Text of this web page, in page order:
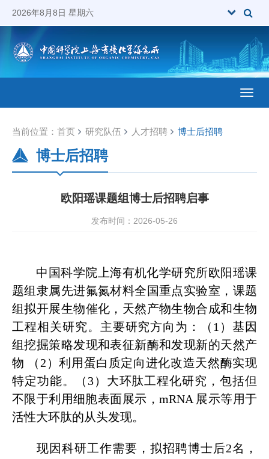
2026年8月8日 星期六
当前位置： 首页 研究队伍 人才招聘 博士后招聘
博士后招聘
欧阳瑶课题组博士后招聘启事
发布时间：2026-05-26
中国科学院上海有机化学研究所欧阳瑶课
题组隶属先进氟氮材料全国重点实验室，课题
组拟开展生物催化，天然产物生物合成和生物
工程相关研究。主要研究方向为：（1）基因
组挖掘策略发现和表征新酶和发现新的天然产
物 （2）利用蛋白质定向进化改造天然酶实现
特定功能。（3）大环肽工程化研究，包括但
不限于利用细胞表面展示，mRNA 展示等用于
活性大环肽的从头发现。
现因科研工作需要，拟招聘博士后2名，